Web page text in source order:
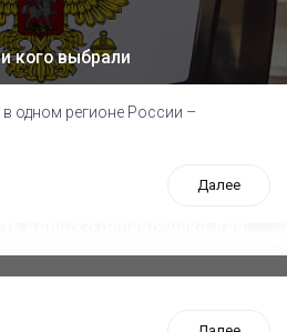
кого выбрали
одном регионе России –
Далее